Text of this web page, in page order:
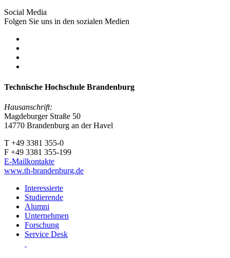
Social Media
Folgen Sie uns in den sozialen Medien
Technische Hochschule Brandenburg
Hausanschrift:
Magdeburger Straße 50
14770 Brandenburg an der Havel
T +49 3381 355-0
F +49 3381 355-199
E-Mailkontakte
www.th-brandenburg.de
Interessierte
Studierende
Alumni
Unternehmen
Forschung
Service Desk